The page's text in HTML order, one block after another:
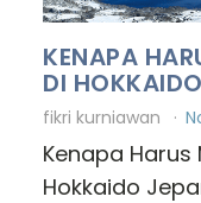
KENAPA
DI
fikri kurniawan
Kenapa Harus
Hokkaido